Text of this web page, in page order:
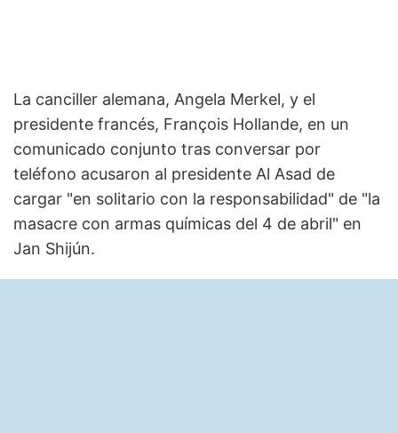
La canciller alemana, Angela Merkel, y el
presidente francés, François Hollande, en un
comunicado conjunto tras conversar por
teléfono acusaron al presidente Al Asad de
cargar "en solitario con la responsabilidad" de "la
masacre con armas químicas del 4 de abril" en
Jan Shijún.